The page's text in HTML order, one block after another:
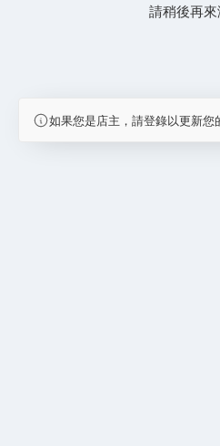
請稍後再來
如果您是店主，請登錄以更新您